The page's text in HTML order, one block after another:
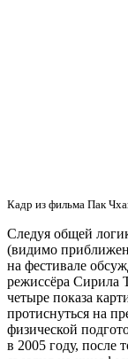
Кадр из фильма Пак
Следуя общей
(видимо
на фестивале
режиссёра Сирила
четыре показа
протиснуться на
физической
в 2005 году, после